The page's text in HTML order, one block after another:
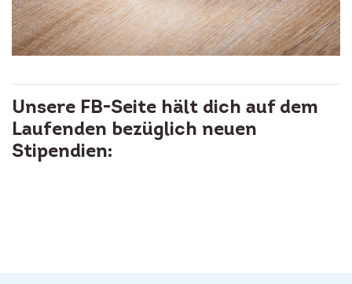
Unsere FB-Seite hält dich auf dem
Laufenden bezüglich neuen
Stipendien: